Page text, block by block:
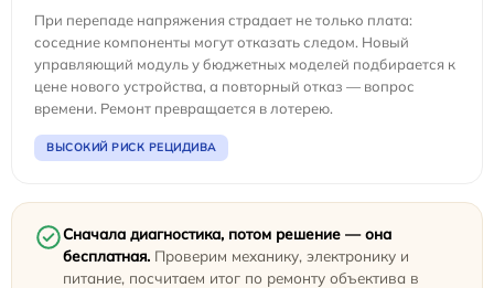
При перепаде напряжения страдает не только плата:
соседние компоненты могут отказать следом. Новый
управляющий модуль у бюджетных моделей подбирается к
цене нового устройства, а повторный отказ — вопрос
времени. Ремонт превращается в лотерею.
ВЫСОКИЙ РИСК РЕЦИДИВА
Сначала диагностика, потом решение — она
бесплатная. Проверим механику, электронику и
питание, посчитаем итог по ремонту объектива в